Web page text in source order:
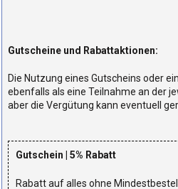
Gutscheine und Rabattaktionen:
Die Nutzung eines Gutscheins oder
ebenfalls als eine Teilnahme an der
aber die Vergütung kann eventuell
Gutschein | 5% Rabatt
Rabatt auf alles ohne